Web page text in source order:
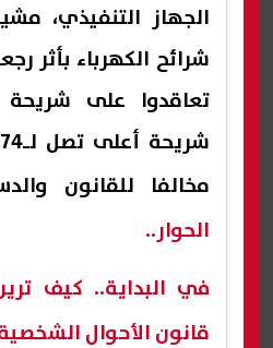
الجهاز التنفيذي،
شرائح الكهرباء بأثر
مخالفا للقانون
الحوار..
في البداية.. كيف
قانون الأحوال